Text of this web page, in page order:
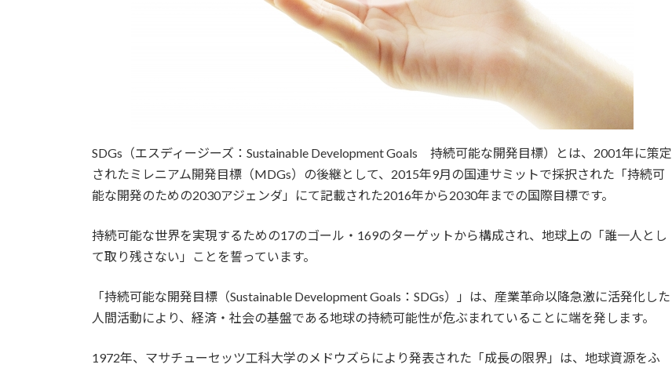
SDGs（エスディージーズ：Sustainable Development Goals 持続可能な開発目標）とは、2001年に策定
されたミレニアム開発目標（MDGs）の後継として、2015年9月の国連サミットで採択された「持続可
能な開発のための2030アジェンダ」にて記載された2016年から2030年までの国際目標です。
持続可能な世界を実現するための17のゴール・169のターゲットから構成され、地球上の「誰一人とし
て取り残さない」ことを誓っています。
「持続可能な開発目標（Sustainable Development Goals：SDGs）」は、産業革命以降急激に活発化した
人間活動により、経済・社会の基盤である地球の持続可能性が危ぶまれていることに端を発します。
1972年、マサチューセッツ工科大学のメドウズらにより発表された「成長の限界」は、地球資源をふ